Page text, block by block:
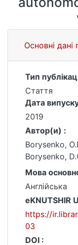
Основні дані
Тип
Стаття
Дата
2019
Автор(и) :
Borysenko,
Borysenko,
Мова
Англійська
eKNUTSHIR
https://
03
DOI :